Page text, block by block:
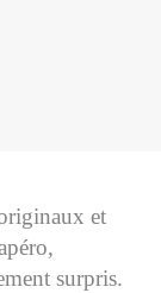
et
surpris.